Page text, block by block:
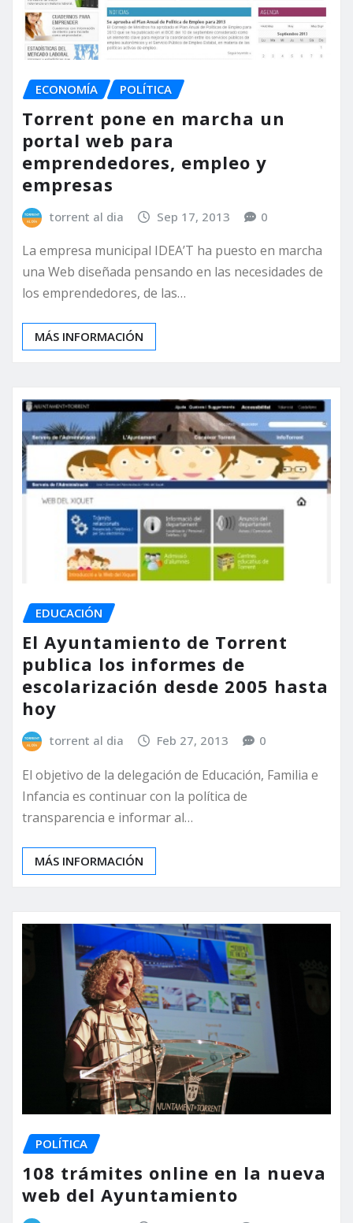
ECONOMÍA POLÍTICA
Torrent pone en marcha un
portal web para
emprendedores, empleo y
empresas
torrent al dia Sep 17, 2013 0
La empresa municipal IDEA’T ha puesto en marcha
una Web diseñada pensando en las necesidades de
los emprendedores, de las…
MÁS INFORMACIÓN
EDUCACIÓN
El Ayuntamiento de Torrent
publica los informes de
escolarización desde 2005 hasta
hoy
torrent al dia Feb 27, 2013 0
El objetivo de la delegación de Educación, Familia e
Infancia es continuar con la política de
transparencia e informar al…
MÁS INFORMACIÓN
POLÍTICA
108 trámites online en la nueva
web del Ayuntamiento